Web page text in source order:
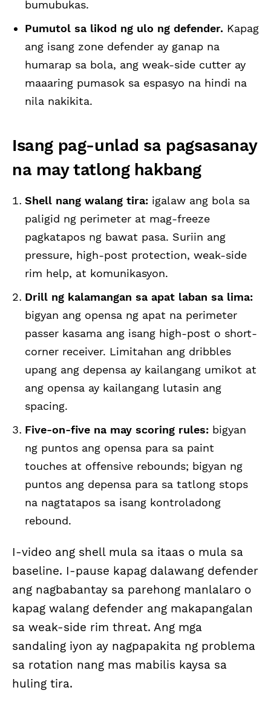
bumubukas.
Pumutol sa likod ng ulo ng defender. Kapag
ang isang zone defender ay ganap na
humarap sa bola, ang weak-side cutter ay
maaaring pumasok sa espasyo na hindi na
nila nakikita.
Isang pag-unlad sa pagsasanay
na may tatlong hakbang
Shell nang walang tira:igalaw ang bola sa
paligid ng perimeter at mag-freeze
pagkatapos ng bawat pasa. Suriin ang
pressure, high-post protection, weak-side
rim help, at komunikasyon.
Drill ng kalamangan sa apat laban sa lima:
bigyan ang opensa ng apat na perimeter
passer kasama ang isang high-post o short-
corner receiver. Limitahan ang dribbles
upang ang depensa ay kailangang umikot at
ang opensa ay kailangang lutasin ang
spacing.
Five-on-five na may scoring rules:bigyan
ng puntos ang opensa para sa paint
touches at offensive rebounds; bigyan ng
puntos ang depensa para sa tatlong stops
na nagtatapos sa isang kontroladong
rebound.
I-video ang shell mula sa itaas o mula sa
baseline. I-pause kapag dalawang defender
ang nagbabantay sa parehong manlalaro o
kapag walang defender ang makapangalan
sa weak-side rim threat. Ang mga
sandaling iyon ay nagpapakita ng problema
sa rotation nang mas mabilis kaysa sa
huling tira.